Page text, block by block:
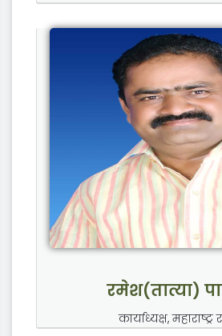
रमेश(तात्या)
कार्याध्यक्ष, महाराष्ट्र